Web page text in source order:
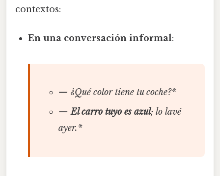
contextos:
En una conversación informal:
— ¿Qué color tiene tu coche?*
—El carro tuyo es azul; lo lavé
ayer.*